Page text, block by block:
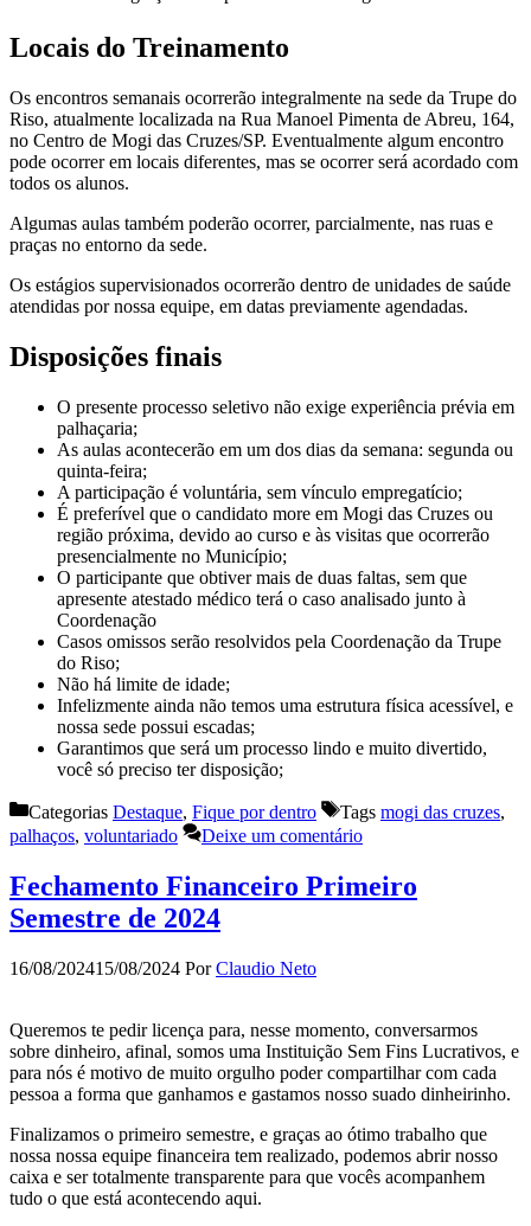
Locais do Treinamento
Os encontros semanais ocorrerão integralmente na sede da Trupe do
Riso, atualmente localizada na Rua Manoel Pimenta de Abreu, 164,
no Centro de Mogi das Cruzes/SP. Eventualmente algum encontro
pode ocorrer em locais diferentes, mas se ocorrer será acordado com
todos os alunos.
Algumas aulas também poderão ocorrer, parcialmente, nas ruas e
praças no entorno da sede.
Os estágios supervisionados ocorrerão dentro de unidades de saúde
atendidas por nossa equipe, em datas previamente agendadas.
Disposições finais
O presente processo seletivo não exige experiência prévia em
palhaçaria;
As aulas acontecerão em um dos dias da semana: segunda ou
quinta-feira;
A participação é voluntária, sem vínculo empregatício;
É preferível que o candidato more em Mogi das Cruzes ou
região próxima, devido ao curso e às visitas que ocorrerão
presencialmente no Município;
O participante que obtiver mais de duas faltas, sem que
apresente atestado médico terá o caso analisado junto à
Coordenação
Casos omissos serão resolvidos pela Coordenação da Trupe
do Riso;
Não há limite de idade;
Infelizmente ainda não temos uma estrutura física acessível, e
nossa sede possui escadas;
Garantimos que será um processo lindo e muito divertido,
você só preciso ter disposição;
Categorias Destaque, Fique por dentro Tags mogi das cruzes,
palhaços, voluntariado Deixe um comentário
Fechamento Financeiro Primeiro
Semestre de 2024
16/08/202415/08/2024 PorClaudio Neto
Queremos te pedir licença para, nesse momento, conversarmos
sobre dinheiro, afinal, somos uma Instituição Sem Fins Lucrativos, e
para nós é motivo de muito orgulho poder compartilhar com cada
pessoa a forma que ganhamos e gastamos nosso suado dinheirinho.
Finalizamos o primeiro semestre, e graças ao ótimo trabalho que
nossa nossa equipe financeira tem realizado, podemos abrir nosso
caixa e ser totalmente transparente para que vocês acompanhem
tudo o que está acontecendo aqui.